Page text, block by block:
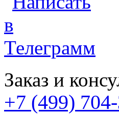
Заказ и
+7 (499)